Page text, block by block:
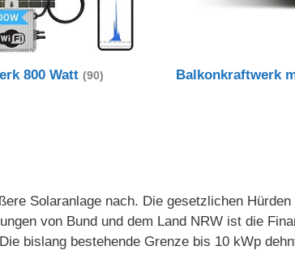
800 Watt(90) Balkonkraftwerk
Solaranlage nach. Die gesetzlichen
von Bund und dem Land NRW ist die
bislang bestehende Grenze bis 10 kWp